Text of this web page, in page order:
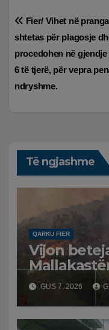
Lëvizje
te
postimet
Fier/ Vihet në
shtetas për plagosje
procedohen në gjendje
6 të tjerë, për vepra
ndryshme.
Të ngjashme
QARKU FIER
Vijon
ajri me dy
GUS 7, 2026